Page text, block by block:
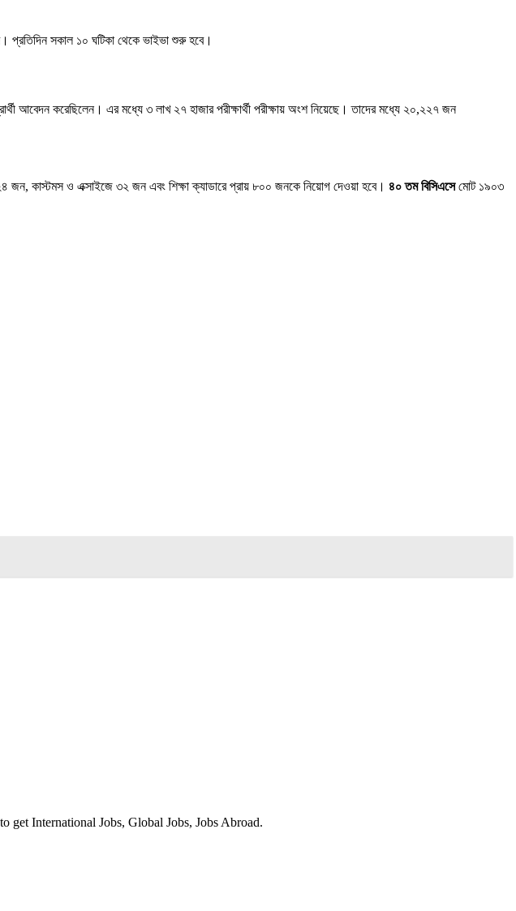
প্রতিদিন সকাল ১০ ঘটিকা থেকে ভাইভা শুরু হবে।
আবেদন করেছিলেন। এর মধ্যে ৩ লাখ ২৭ হাজার পরীক্ষার্থী পরীক্ষায় অংশ নিয়েছে। তাদের মধ্যে ২০,২২৭ জন
কাস্টমস ও এক্সাইজে ৩২ জন এবং শিক্ষা ক্যাডারে প্রায় ৮০০ জনকে নিয়োগ দেওয়া হবে। ৪০ তম বিসিএসেমোট ১৯০৩
get International Jobs, Global Jobs, Jobs Abroad.